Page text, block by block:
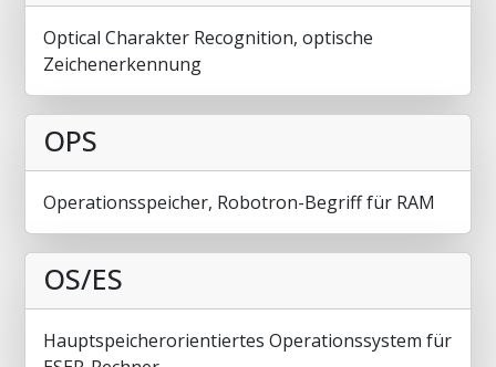
Optical Charakter Recognition, optische
Zeichenerkennung
OPS
Operationsspeicher, Robotron-Begriff für RAM
OS/ES
Hauptspeicherorientiertes Operationssystem für